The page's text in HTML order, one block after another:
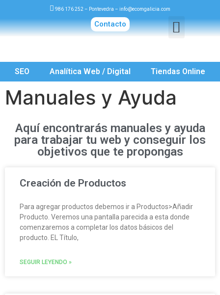
986 176 252 – Pontevedra – info@ecomgalicia.com
Contacto
SEO Analítica Web / Digital Tiendas Online
Manuales y Ayuda
Aquí encontrarás manuales y ayuda
para trabajar tu web y conseguir los
objetivos que te propongas
Creación de Productos
Para agregar productos debemos ir a Productos>Añadir
Producto. Veremos una pantalla parecida a esta donde
comenzaremos a completar los datos básicos del
producto. EL Título,
SEGUIR LEYENDO »